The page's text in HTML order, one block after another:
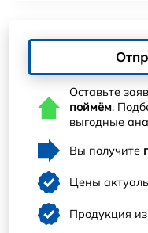
Оставьте
поймём.
выгодные
Вы получите
Цены
Продукция